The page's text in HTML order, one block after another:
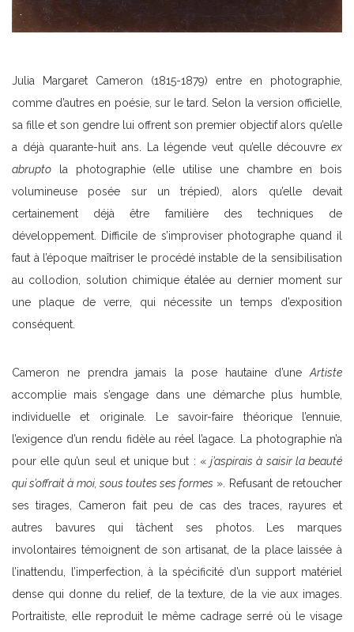
Julia Margaret Cameron (1815-1879) entre en photographie,
comme d’autres en poésie, sur le tard. Selon la version officielle,
sa fille et son gendre lui offrent son premier objectif alors qu’elle
a déjà quarante-huit ans. La légende veut qu’elle découvre ex
abrupto la photographie (elle utilise une chambre en bois
volumineuse posée sur un trépied), alors qu’elle devait
certainement déjà être familière des techniques de
développement. Difficile de s’improviser photographe quand il
faut à l’époque maîtriser le procédé instable de la sensibilisation
au collodion, solution chimique étalée au dernier moment sur
une plaque de verre, qui nécessite un temps d’exposition
conséquent.
Cameron ne prendra jamais la pose hautaine d’uneArtiste
accomplie mais s’engage dans une démarche plus humble,
individuelle et originale. Le savoir-faire théorique l’ennuie,
l’exigence d’un rendu fidèle au réel l’agace. La photographie n’a
pour elle qu’un seul et unique but : «j’aspirais à saisir la beauté
qui s’offrait à moi, sous toutes ses formes ». Refusant de retoucher
ses tirages, Cameron fait peu de cas des traces, rayures et
autres bavures qui tâchent ses photos. Les marques
involontaires témoignent de son artisanat, de la place laissée à
l’inattendu, l’imperfection, à la spécificité d’un support matériel
dense qui donne du relief, de la texture, de la vie aux images.
Portraitiste, elle reproduit le même cadrage serré où le visage